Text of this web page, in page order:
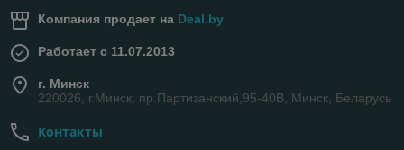
Компания продает на Deal.by
Работает с 11.07.2013
г. Минск
220026, г.Минск, пр.Партизанский,95-40В, Минск, Беларусь
Контакты